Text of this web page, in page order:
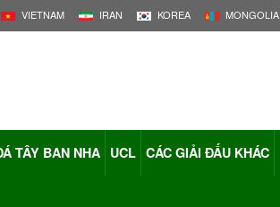
VIETNAM IRAN KOREA MONGOLIA
TÂY BAN NHA UCL CÁC GIẢI ĐẤU KHÁC